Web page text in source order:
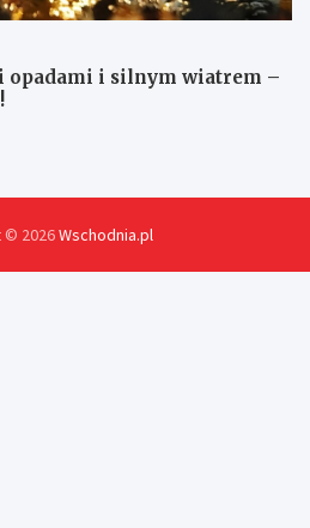
opadami i silnym wiatrem –
© 2026Wschodnia.pl